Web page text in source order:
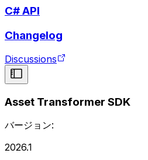
C# API
Changelog
Discussions
Asset Transformer SDK
バージョン:
2026.1